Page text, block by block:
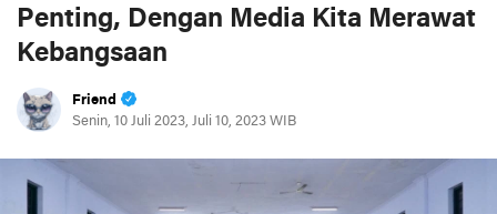
Penting, Dengan Media Kita Merawat
Kebangsaan
Friend
Senin, 10 Juli 2023, Juli 10, 2023 WIB